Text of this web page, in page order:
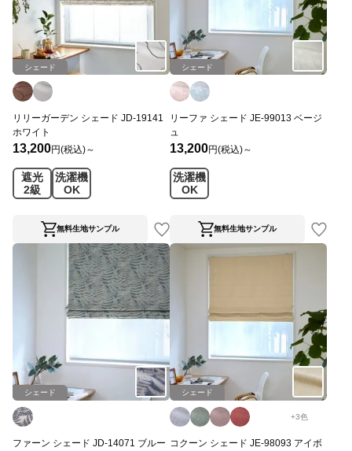
シェード
リリーガーデン シェード JD-19141
ホワイト
13,200円(税込)～
遮光
2級
洗濯機
OK
無料生地サンプル
シェード
リーファ シェード JE-99013 ベージ
ュ
13,200円(税込)～
洗濯機
OK
無料生地サンプル
シェード
ファーン シェード JD-14071 ブルー
シェード
+3色
コクーン シェード JE-98093 アイボ